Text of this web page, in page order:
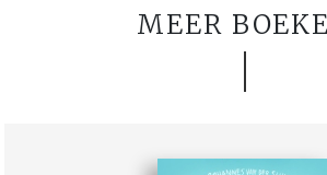
MEER